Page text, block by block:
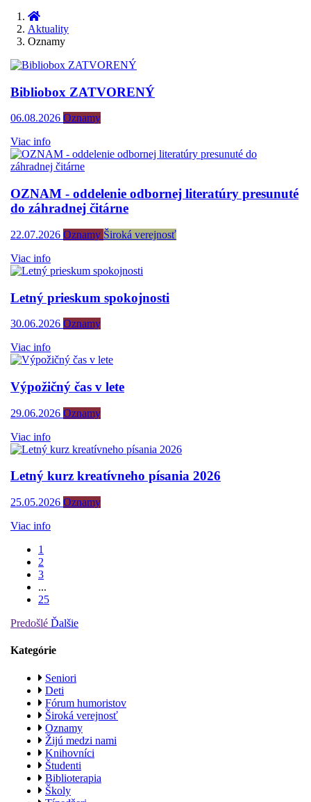
Aktuality
Oznamy
Bibliobox ZATVORENÝ
06.08.2026 Oznamy
Viac info
OZNAM - oddelenie odbornej literatúry presunuté
do záhradnej čitárne
22.07.2026 Oznamy Široká verejnosť
Viac info
Letný prieskum spokojnosti
30.06.2026 Oznamy
Viac info
Výpožičný čas v lete
29.06.2026 Oznamy
Viac info
Letný kurz kreatívneho písania 2026
25.05.2026 Oznamy
Viac info
1
2
3
...
25
Predošlé Ďalšie
Kategórie
Seniori
Deti
Fórum humoristov
Široká verejnosť
Oznamy
Žijú medzi nami
Knihovníci
Študenti
Biblioterapia
Školy